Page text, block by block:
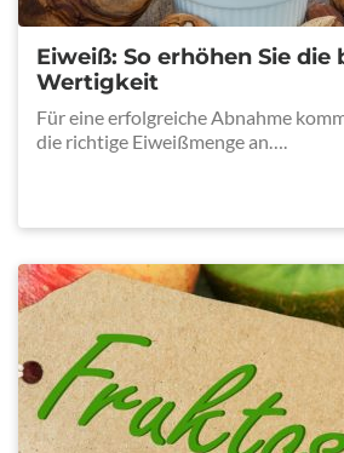
Eiweiß: So erhöhen Sie die
Wertigkeit
Für eine erfolgreiche Abnahme
die richtige Eiweißmenge an….